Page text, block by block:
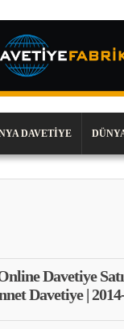
DAVETIYE
Davetiye
Davetiye |